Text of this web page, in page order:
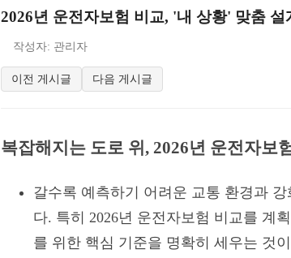
2026년 운전자보험 비교, '내 상황' 맞춤
작성자: 관리자
이전 게시글 다음 게시글
복잡해지는 도로 위, 2026년 운전자보
갈수록 예측하기 어려운 교통 환경과
다. 특히 2026년 운전자보험 비교를 계
를 위한 핵심 기준을 명확히 세우는 것